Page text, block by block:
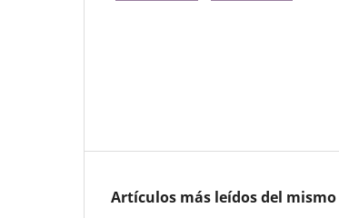
Artículos más leídos del